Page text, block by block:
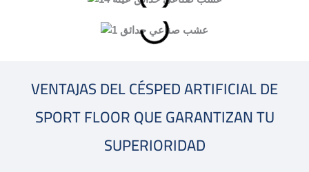
VENTAJAS DEL CÉSPED ARTIFICIAL DE
SPORT FLOOR QUE GARANTIZAN TU
SUPERIORIDAD